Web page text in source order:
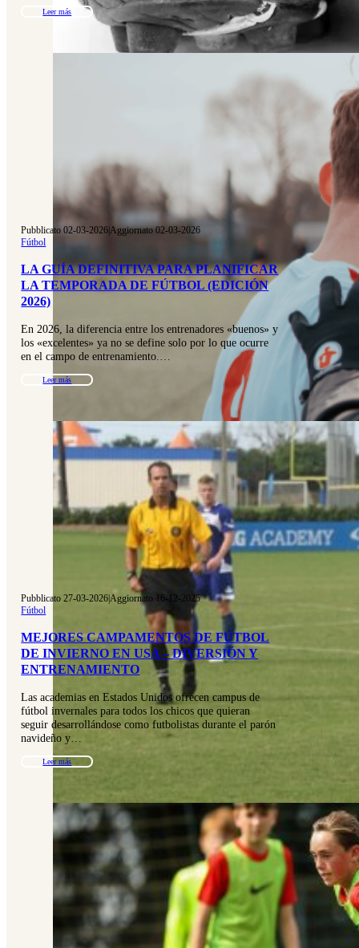
Leer más
Pubblicato 02-03-2026|Aggiornato 02-03-2026
Fútbol
LA GUÍA DEFINITIVA PARA PLANIFICAR
LA TEMPORADA DE FÚTBOL (EDICIÓN
2026)
En 2026, la diferencia entre los entrenadores «buenos» y
los «excelentes» ya no se define solo por lo que ocurre
en el campo de entrenamiento.…
Leer más
Pubblicato 27-03-2026|Aggiornato 16-12-2025
Fútbol
MEJORES CAMPAMENTOS DE FÚTBOL
DE INVIERNO EN USA – DIVERSIÓN Y
ENTRENAMIENTO
Las academias en Estados Unidos ofrecen campus de
fútbol invernales para todos los chicos que quieran
seguir desarrollándose como futbolistas durante el parón
navideño y…
Leer más